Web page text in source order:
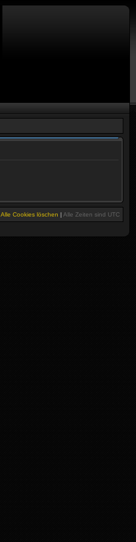
Alle Cookies löschen | Alle Zeiten sind UTC